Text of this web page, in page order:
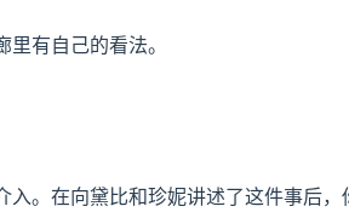
有自己的看法。
。在向黛比和珍妮讲述了这件事后，